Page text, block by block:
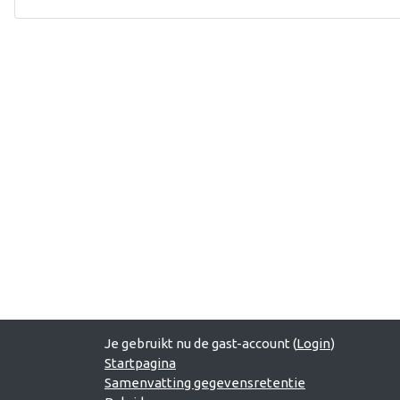
Je gebruikt nu de gast-account (Login)
Startpagina
Samenvatting gegevensretentie